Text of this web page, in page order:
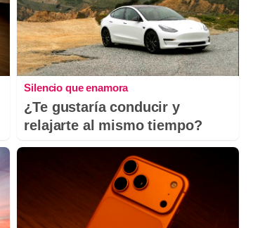
Silencio que enamora
¿Te gustaría conducir y
relajarte al mismo tiempo?